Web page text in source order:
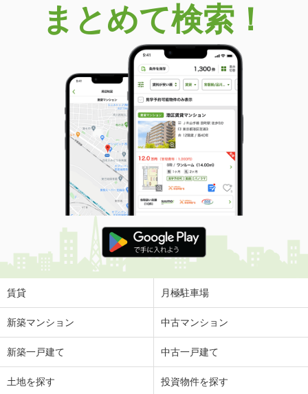
まとめて検索！
賃貸 月極駐車場
新築マンション 中古マンション
新築一戸建て 中古一戸建て
土地を探す 投資物件を探す